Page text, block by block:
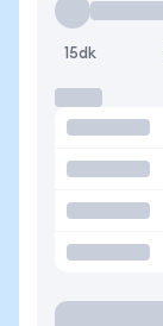
15dk